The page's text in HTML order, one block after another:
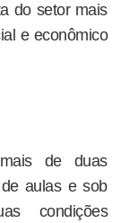
do setor mais
e econômico
de duas
aulas e sob
condições